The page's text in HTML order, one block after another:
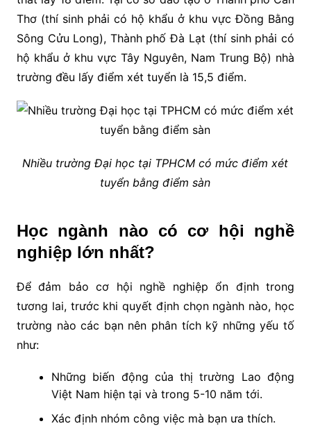
Thơ (thí sinh phải có hộ khẩu ở khu vực Đồng Bằng
Sông Cửu Long), Thành phố Đà Lạt (thí sinh phải có
hộ khẩu ở khu vực Tây Nguyên, Nam Trung Bộ) nhà
trường đều lấy điểm xét tuyển là 15,5 điểm.
Nhiều trường Đại học tại TPHCM có mức điểm xét
tuyển bằng điểm sàn
Học ngành nào có cơ hội nghề
nghiệp lớn nhất?
Để đảm bảo cơ hội nghề nghiệp ổn định trong
tương lai, trước khi quyết định chọn ngành nào, học
trường nào các bạn nên phân tích kỹ những yếu tố
như:
Những biến động của thị trường Lao động
Việt Nam hiện tại và trong 5-10 năm tới.
Xác định nhóm công việc mà bạn ưa thích.